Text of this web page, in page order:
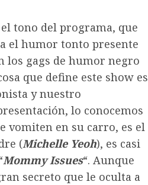
tono del programa, que
el humor tonto presente
los gags de humor negro
que define este show es
y nuestro
lo conocemos
vomiten en su carro, es el
(Michelle Yeoh), es casi
Mommy Issues“. Aunque
secreto que le oculta a